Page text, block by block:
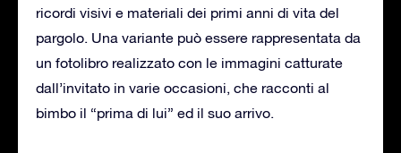
ricordi visivi e materiali dei primi anni di vita del
pargolo. Una variante può essere rappresentata da
un fotolibro realizzato con le immagini catturate
dall’invitato in varie occasioni, che racconti al
bimbo il “prima di lui” ed il suo arrivo.